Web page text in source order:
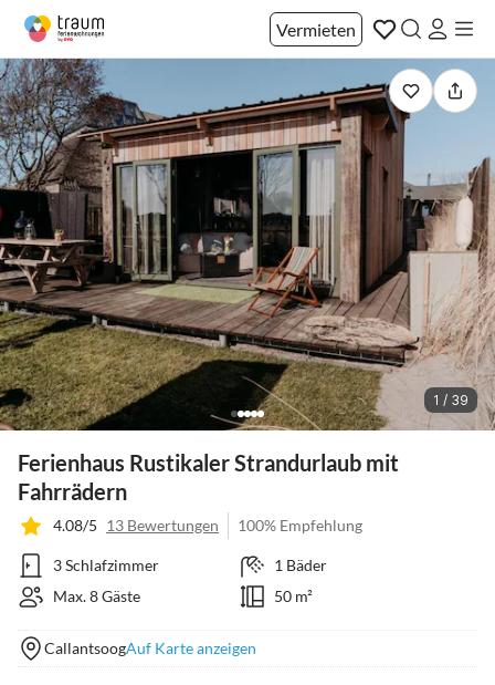
Vermieten
1 / 39
Ferienhaus Rustikaler Strandurlaub mit
Fahrrädern
4.08/5 13 Bewertungen 100% Empfehlung
3 Schlafzimmer
1 Bäder
Max. 8 Gäste
50 m²
CallantsoogAuf Karte anzeigen